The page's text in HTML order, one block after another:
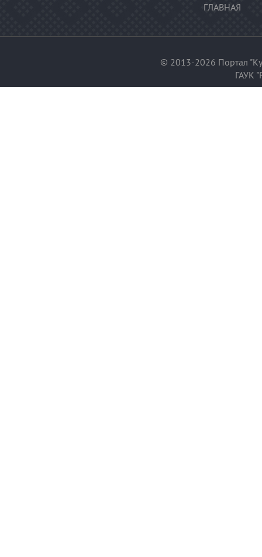
ГЛАВНАЯ
© 2013-2026 Портал
ГАУК